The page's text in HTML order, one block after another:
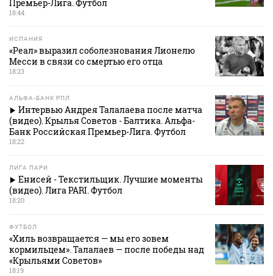
Премьер-Лига. Футбол
18:44
ИСПАНИЯ
«Реал» выразил соболезнования Лионелю
Месси в связи со смертью его отца
18:23
АЛЬФА-БАНК РПЛ
Интервью Андрея Талалаева после матча
(видео). Крылья Советов - Балтика. Альфа-
Банк Российская Премьер-Лига. Футбол
18:22
ЛИГА ПАРИ
Енисей - Текстильщик. Лучшие моменты
(видео). Лига PARI. Футбол
18:20
ФУТБОЛ
«Хиль возвращается — мы его зовем
кормильцем». Талалаев — после победы над
«Крыльями Советов»
18:19